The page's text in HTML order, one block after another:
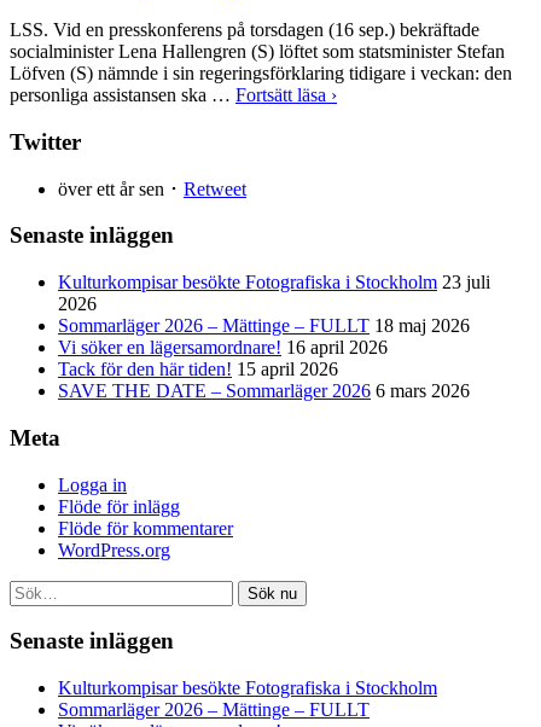
LSS. Vid en presskonferens på torsdagen (16 sep.) bekräftade
socialminister Lena Hallengren (S) löftet som statsminister Stefan
Löfven (S) nämnde i sin regeringsförklaring tidigare i veckan: den
personliga assistansen ska … Fortsätt läsa ›
Twitter
över ett år sen ･ Retweet
Senaste inläggen
Kulturkompisar besökte Fotografiska i Stockholm 23 juli
2026
Sommarläger 2026 – Mättinge – FULLT 18 maj 2026
Vi söker en lägersamordnare! 16 april 2026
Tack för den här tiden! 15 april 2026
SAVE THE DATE – Sommarläger 2026 6 mars 2026
Meta
Logga in
Flöde för inlägg
Flöde för kommentarer
WordPress.org
Sök nu
Senaste inläggen
Kulturkompisar besökte Fotografiska i Stockholm
Sommarläger 2026 – Mättinge – FULLT